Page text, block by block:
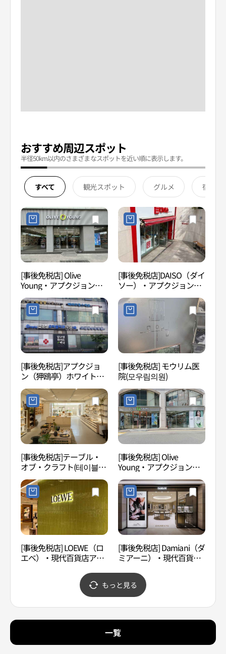
おすすめ周辺スポット
半径50km以内のさまざまなスポットを近い順に表示します。
すべて 観光スポット グルメ 宿泊
[事後免税店] Olive
Young・アプクジョン駅
店(올리브영 압구정역점)
[事後免税店]DAISO（ダイ
ソー）・アプクジョン
（狎鴎亭）駅店(다이소 압
구정역점)
[事後免税店]アプクジョ
ン（狎鴎亭）ホワイト薬
局(압구정화이트약국)
[事後免税店] モウリム医
院(모우림의원)
[事後免税店]テーブル・
オブ・クラフト(테이블오
브크래프트)
[事後免税店] Olive
Young・アプクジョン
（狎鴎亭）店(올리브영 압
구정점)
[事後免税店] LOEWE（ロ
エベ）・現代百貨店アプ
(로에베 현대백화점 압구
[事後免税店] Damiani（ダ
ミアーニ）・現代百貨店
本店(다미아니 현대백화점
압구정본점)
もっと見る
一覧